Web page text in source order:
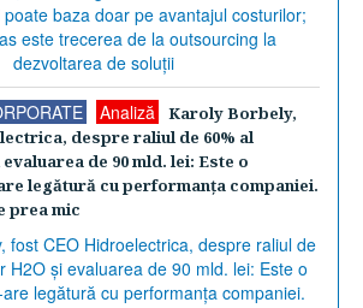
Analiză
Karoly Borbely,
despre raliul de 60% al
de 90 mld. lei: Este o
legătură cu performanţa companiei.
prea mic